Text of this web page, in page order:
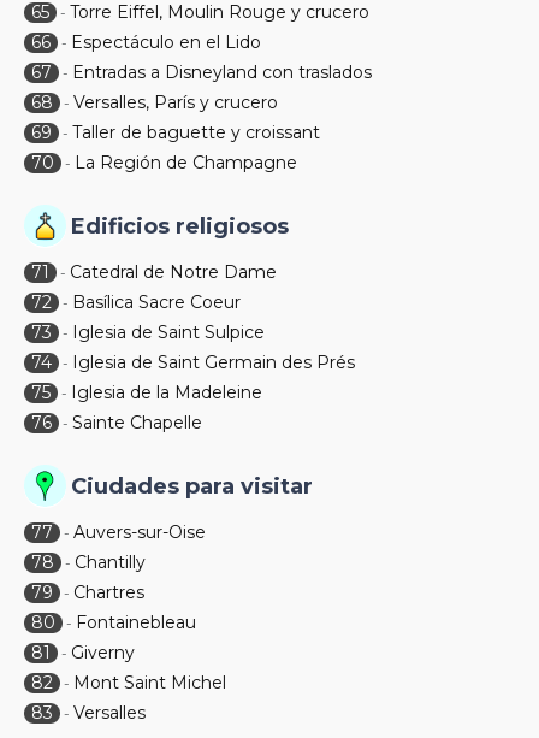
65 - Torre Eiffel, Moulin Rouge y crucero
66 - Espectáculo en el Lido
67
- Entradas a Disneyland con traslados
68
- Versalles, París y crucero
69
- Taller de baguette y croissant
70
- La Región de Champagne
Edificios religiosos
71 - Catedral de Notre Dame
72 - Basílica Sacre Coeur
73
- Iglesia de Saint Sulpice
74 - Iglesia de Saint Germain des Prés
75 - Iglesia de la Madeleine
76 - Sainte Chapelle
Ciudades para visitar
77 - Auvers-sur-Oise
78
- Chantilly
79
- Chartres
80
- Fontainebleau
81
- Giverny
82 - Mont Saint Michel
83
- Versalles